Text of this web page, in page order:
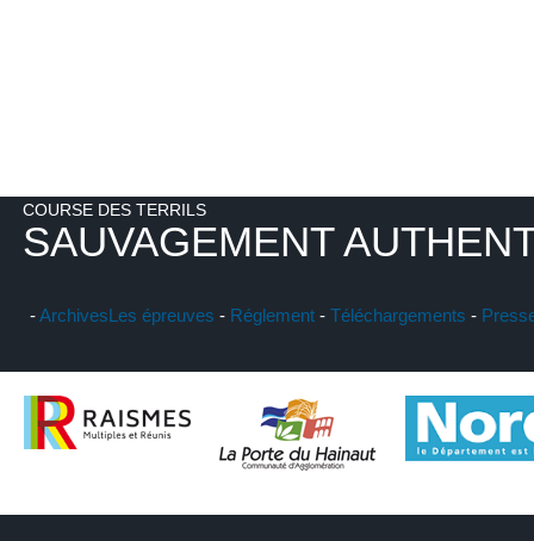
COURSE DES TERRILS
SAUVAGEMENT
-ArchivesLes épreuves - Réglement - Téléchargements -